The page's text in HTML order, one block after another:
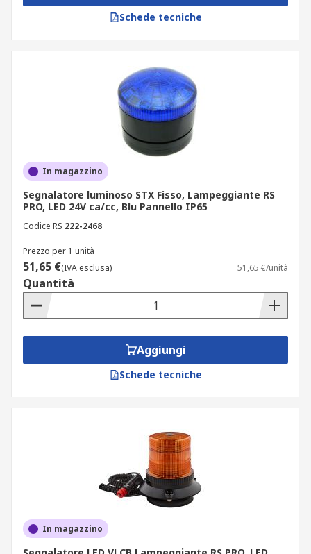
Schede tecniche
In magazzino
Segnalatore luminoso STX Fisso, Lampeggiante RS
PRO, LED 24V ca/cc, Blu Pannello IP65
Codice RS 222-2468
Prezzo per 1 unità
51,65 €(IVA esclusa) 51,65 €/unità
Quantità
Aggiungi
Schede tecniche
In magazzino